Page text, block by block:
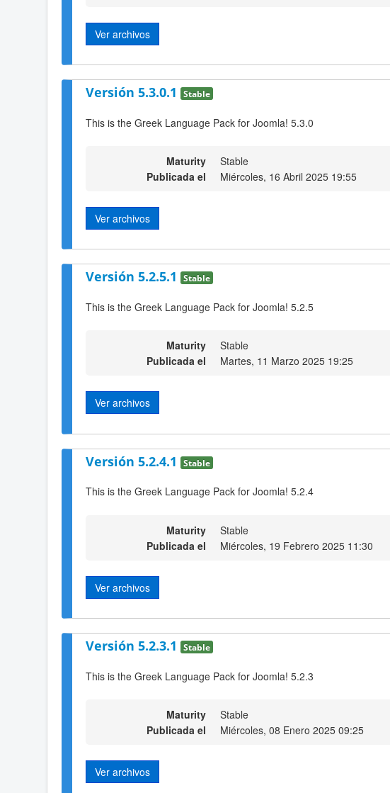
Ver archivos
Versión 5.3.0.1 Stable
This is the Greek Language Pack for Joomla! 5.3.0
Maturity
Stable
Publicada el
Miércoles, 16 Abril 2025 19:55
Ver archivos
Versión 5.2.5.1 Stable
This is the Greek Language Pack for Joomla! 5.2.5
Maturity
Stable
Publicada el
Martes, 11 Marzo 2025 19:25
Ver archivos
Versión 5.2.4.1 Stable
This is the Greek Language Pack for Joomla! 5.2.4
Maturity
Stable
Publicada el
Miércoles, 19 Febrero 2025 11:30
Ver archivos
Versión 5.2.3.1 Stable
This is the Greek Language Pack for Joomla! 5.2.3
Maturity
Stable
Publicada el
Miércoles, 08 Enero 2025 09:25
Ver archivos